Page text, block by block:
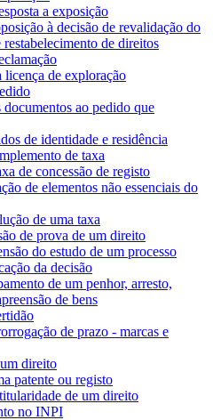
a exposição
à decisão de revalidação do
restabelecimento de direitos
licença de exploração
documentos ao pedido que
de identidade e residência
de taxa
de concessão de registo
de elementos não essenciais do
de uma taxa
de prova de um direito
do estudo de um processo
da decisão
de um penhor, arresto,
de bens
de prazo - marcas e
direito
patente ou registo
de um direito
no INPI